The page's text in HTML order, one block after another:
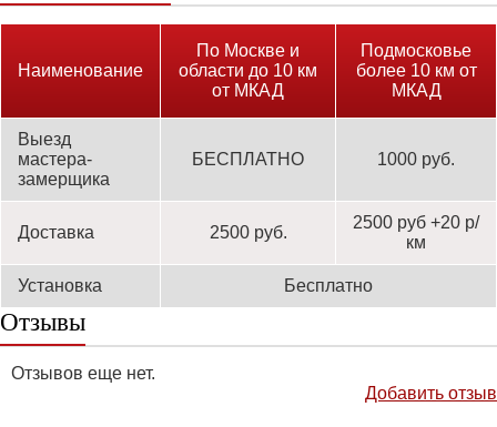
Наименование
По Москве и
области до 10 км
от МКАД
Подмосковье
более 10 км от
МКАД
Выезд
мастера-
замерщика
БЕСПЛАТНО 1000 руб.
Доставка 2500 руб.
2500 руб +20 р/
км
Установка Бесплатно
Отзывы
Отзывов еще нет.
Добавить отзыв